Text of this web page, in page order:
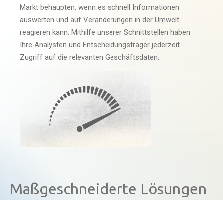
Markt behaupten, wenn es schnell Informationen
auswerten und auf Veränderungen in der Umwelt
reagieren kann. Mithilfe unserer Schnittstellen haben
Ihre Analysten und Entscheidungsträger jederzeit
Zugriff auf die relevanten Geschäftsdaten.
Maßgeschneiderte Lösungen